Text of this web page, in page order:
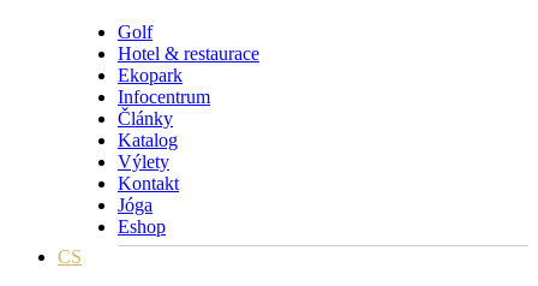
Golf
Hotel & restaurace
Ekopark
Infocentrum
Články
Katalog
Výlety
Kontakt
Jóga
Eshop
CS